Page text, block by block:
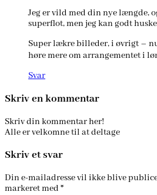
Jeg er vild med din nye længde,
superflot, men jeg kan godt
Super lækre billeder, i øvrigt –
høre mere om arrangementet i
Svar
Skriv en kommentar
Skriv din kommentar her!
Alle er velkomne til at deltage
Skriv et svar
Din e-mailadresse vil ikke blive
markeret med *